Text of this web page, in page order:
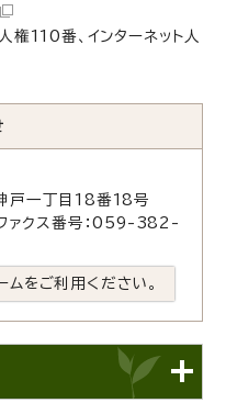
110番、インターネット人
一丁目18番18号
クス番号：059-382-
をご利用ください。